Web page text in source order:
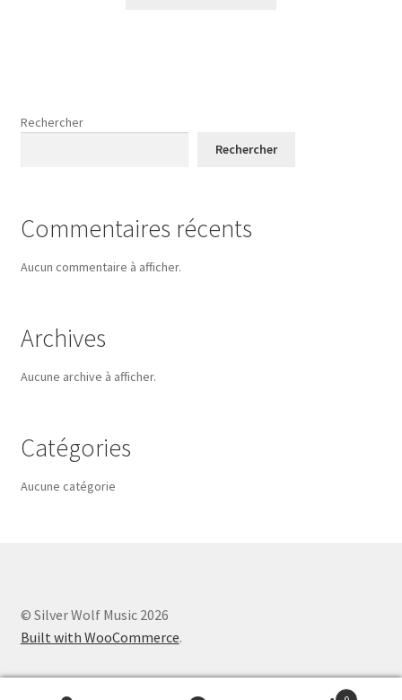
Rechercher
Rechercher
Commentaires récents
Aucun commentaire à afficher.
Archives
Aucune archive à afficher.
Catégories
Aucune catégorie
© Silver Wolf Music 2026
Built with WooCommerce.